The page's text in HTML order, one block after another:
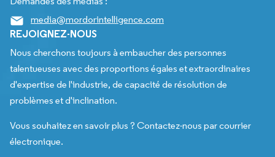
media@mordorintelligence.com
REJOIGNEZ-NOUS
Nous cherchons toujours à embaucher des personnes
talentueuses avec des proportions égales et extraordinaires
d'expertise de l'industrie, de capacité de résolution de
problèmes et d'inclination.
Vous souhaitez en savoir plus ? Contactez-nous par courrier
électronique.